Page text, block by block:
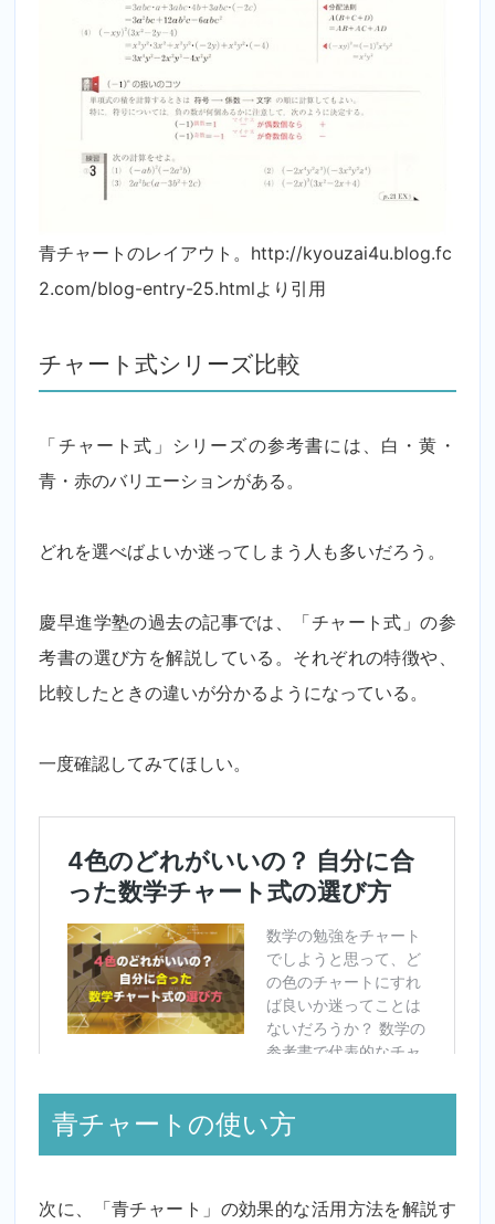
青チャートのレイアウト。http://kyouzai4u.blog.fc
2.com/blog-entry-25.htmlより引用
チャート式シリーズ比較
「チャート式」シリーズの参考書には、白・黄・
青・赤のバリエーションがある。
どれを選べばよいか迷ってしまう人も多いだろう。
慶早進学塾の過去の記事では、「チャート式」の参
考書の選び方を解説している。それぞれの特徴や、
比較したときの違いが分かるようになっている。
一度確認してみてほしい。
青チャートの使い方
次に、「青チャート」の効果的な活用方法を解説す